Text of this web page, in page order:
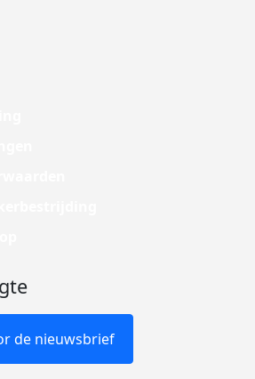
de nieuwsbrief